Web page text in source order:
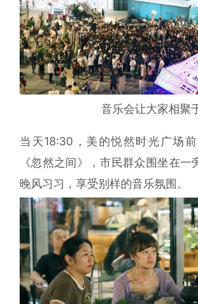
音乐会让大家相聚
当天18:30，美的悦然时光广场
《忽然之间》，市民群众围坐在
晚风习习，享受别样的音乐氛围。